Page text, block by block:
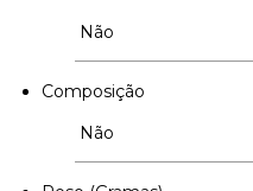
Não
Composição
Não